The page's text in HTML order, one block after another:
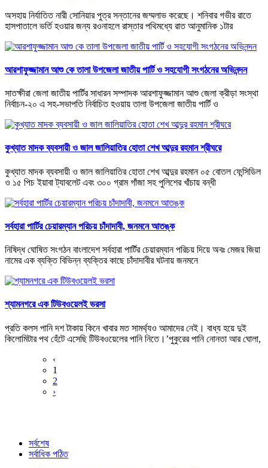
অসহায় নির্যাতিত নারী সোনিয়ার পুত্র সন্তানের জম্মলাভ করেছে। শনিবার গভীর রাতে
হাসপাতালে ভর্তি হওয়ার জন্য রওনাহলে রাস্তার পথিমধ্যে রাত আনুমানিক ১টার
আরশাফুজ্জামান আশু কে তালা উপজেলা জাতীয় পার্টি ও সহযোগী সংগঠনের অভিনন্দন
সাতক্ষীরা জেলা জাতীয় পার্টির সাধারন সম্পাদক আরশাফুজ্জামান আশু জেলা ক্রীড়া সংস্থা
নির্বাচন-২০ এ সহ-সভাপতি নির্বাচিত হওয়ায় তালা উপজেলা জাতীয় পার্টি ও
কুখ্যাত মাদক ব্যবসায়ী ও জাল জালিয়াতির হোতা শেখ আব্দুর রহমান শ্রীঘরে
কুখ্যাত মাদক ব্যবসায়ী ও জাল জালিয়াতির হোতা শেখ আব্দুর রহমান ০৫ বোতল ফেন্সিডিল
ও ১৫ পিচ ইয়াবা ট্যাবলেট এবং ৩০০ গ্রাম গাঁজা সহ পুলিশের খাঁচায় বন্ধী
সর্বহারা পার্টির চেয়ারম্যান পরিচয় চাঁদাদাবী, জনমনে আতঙ্ক
নিষিদ্ধ ঘোষিত সংগঠন বাংলাদেশ সর্বহারা পার্টির চেয়ারম্যান পরিচয় দিয়ে অবঃ মেজর জিয়া
নামের এক ব্যক্তি বিভিন্ন ব্যক্তির কাছে চাঁদাদাবীর ঘটনায় জনমনে
শ্যামনগরে এক টিউবওয়েলই ভরসা
প্রতি কলস পানি দশ টাকায় কিনে খাবার মত সামর্থ্যও আমাদের নেই। বাধ্য হয়ে দুই
কিলোমিটার পথ হেঁটে এসেছি টিউবওয়েলের পানি নিতে।’পুকুরের পানি নোনতা আর ঘোলা,
‹
1
2
›
সর্বশেষ
সর্বাধিক পঠিত